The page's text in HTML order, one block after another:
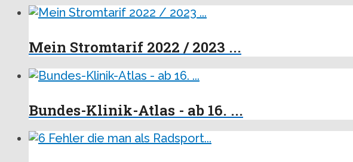
Mein Stromtarif 2022 / 2023 ...
Bundes-Klinik-Atlas - ab 16. ...